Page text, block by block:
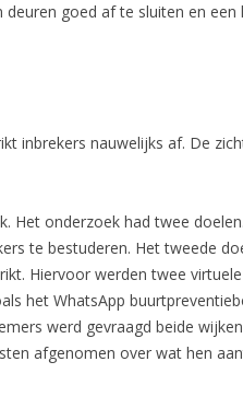
goed af te sluiten en een
inbrekers nauwelijks af. De
Het onderzoek had twee
te bestuderen. Het tweede
Hiervoor werden twee
het WhatsApp
werd gevraagd beide
afgenomen over wat hen